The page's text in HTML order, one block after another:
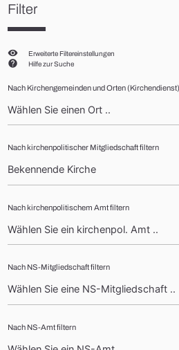
Filter
visibility Erweiterte Filtereinstellungen
help Hilfe zur Suche
Nach Kirchengemeinden und Orten
Nach kirchenpolitischer Mitgliedschaft filtern
Nach kirchenpolitischem Amt filtern
Nach NS-Mitgliedschaft filtern
Nach NS-Amt filtern